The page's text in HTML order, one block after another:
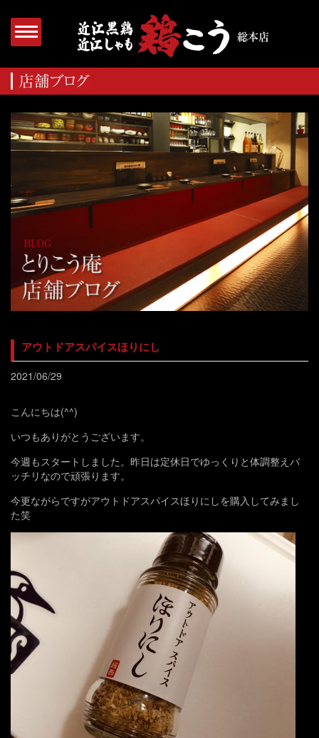
アウトドアスパイスほりにし
2021/06/29
こんにちは(^^)
いつもありがとうございます。
今週もスタートしました。昨日は定休日でゆっくりと体調整えバ
ッチリなので頑張ります。
今更ながらですがアウトドアスパイスほりにしを購入してみまし
た笑